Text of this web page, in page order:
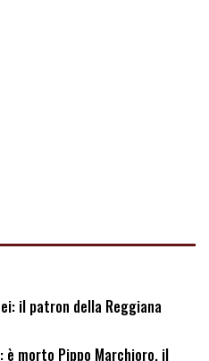
il patron della Reggiana
morto Pippo Marchioro, il